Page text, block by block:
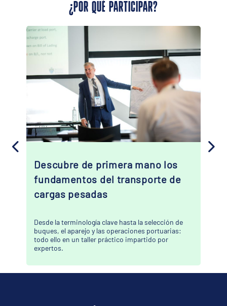
¿POR QUÉ PARTICIPAR?
Descubre de primera mano los
fundamentos del transporte de
cargas pesadas
Desde la terminología clave hasta la selección de
buques, el aparejo y las operaciones portuarias:
todo ello en un taller práctico impartido por
expertos.